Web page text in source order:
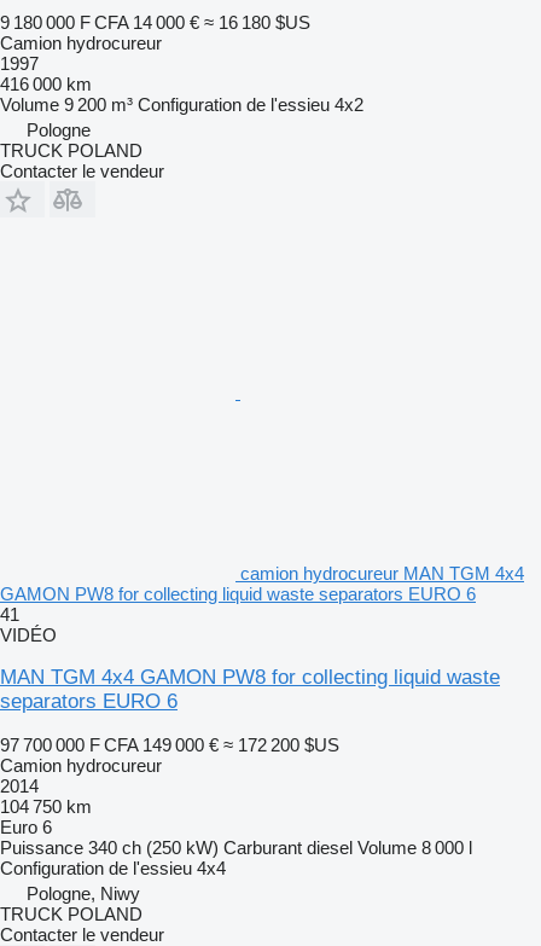
9 180 000 F CFA 14 000 € ≈ 16 180 $US
Camion hydrocureur
1997
416 000 km
Volume 9 200 m³ Configuration de l'essieu 4x2
Pologne
TRUCK POLAND
Contacter le vendeur
camion hydrocureur MAN TGM 4x4
GAMON PW8 for collecting liquid waste separators EURO 6
41
VIDÉO
MAN TGM 4x4 GAMON PW8 for collecting liquid waste
separators EURO 6
97 700 000 F CFA 149 000 € ≈ 172 200 $US
Camion hydrocureur
2014
104 750 km
Euro 6
Puissance 340 ch (250 kW) Carburant diesel Volume 8 000 l
Configuration de l'essieu 4x4
Pologne, Niwy
TRUCK POLAND
Contacter le vendeur